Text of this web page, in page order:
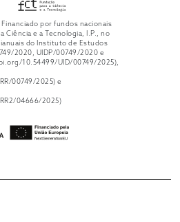
por fundos nacionais
Ciência e a Tecnologia, I.P., no
do Instituto de Estudos
2020, UIDP/00749/2020 e
10.54499/UID/00749/2025),
00749/2025) e
04666/2025)